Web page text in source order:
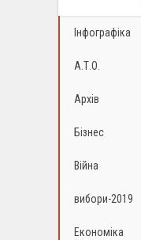
Інфографіка
А.Т.О.
Архів
Бізнес
Війна
вибори-2019
Економіка